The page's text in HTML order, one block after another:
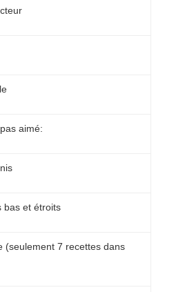
aimé:
bas et étroits
(seulement 7 recettes dans